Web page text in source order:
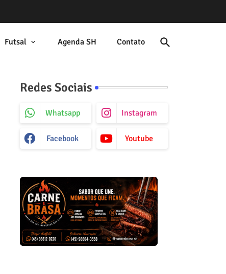
Futsal Agenda SH Contato
Redes Sociais
Whatsapp Instagram
Facebook Youtube